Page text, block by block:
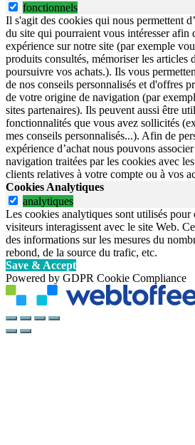
fonctionnels
Il s'agit des cookies qui nous permettent
du site qui pourraient vous intéresser afin
expérience sur notre site (par exemple
produits consultés, mémoriser les articles
poursuivre vos achats.). Ils vous
de nos conseils personnalisés et d'offres
de votre origine de navigation (par
sites partenaires). Ils peuvent aussi être
fonctionnalités que vous avez sollicités
mes conseils personnalisés...). Afin de
expérience d’achat nous pouvons
navigation traitées par les cookies avec
clients relatives à votre compte ou à vos
Cookies Analytiques
analytiques
Les cookies analytiques sont utilisés pour
visiteurs interagissent avec le site Web.
des informations sur les mesures du
rebond, de la source du trafic, etc.
Save & Accept
Powered by GDPR Cookie Compliance